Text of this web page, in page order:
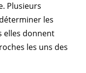
Plusieurs
les
elles donnent
les uns des